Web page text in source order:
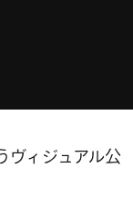
ヴィジュアル公